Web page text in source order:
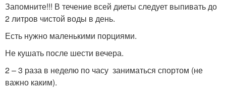
Запомните!!! В течение всей диеты следует выпивать до
2 литров чистой воды в день.
Есть нужно маленькими порциями.
Не кушать после шести вечера.
2 – 3 раза в неделю по часу заниматься спортом (не
важно каким).